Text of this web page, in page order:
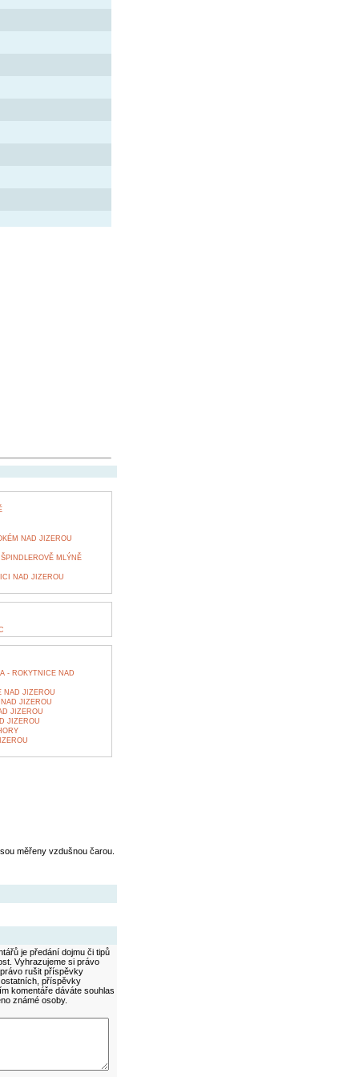
NAD JIZEROU
MLÝNĚ
NAD JIZEROU
- ROKYTNICE NAD
NAD JIZEROU
JIZEROU
JIZEROU
JIZEROU
měřeny vzdušnou čarou.
je předání dojmu či tipů
Vyhrazujeme si právo
rušit příspěvky
příspěvky
komentáře dáváte souhlas
známé osoby.